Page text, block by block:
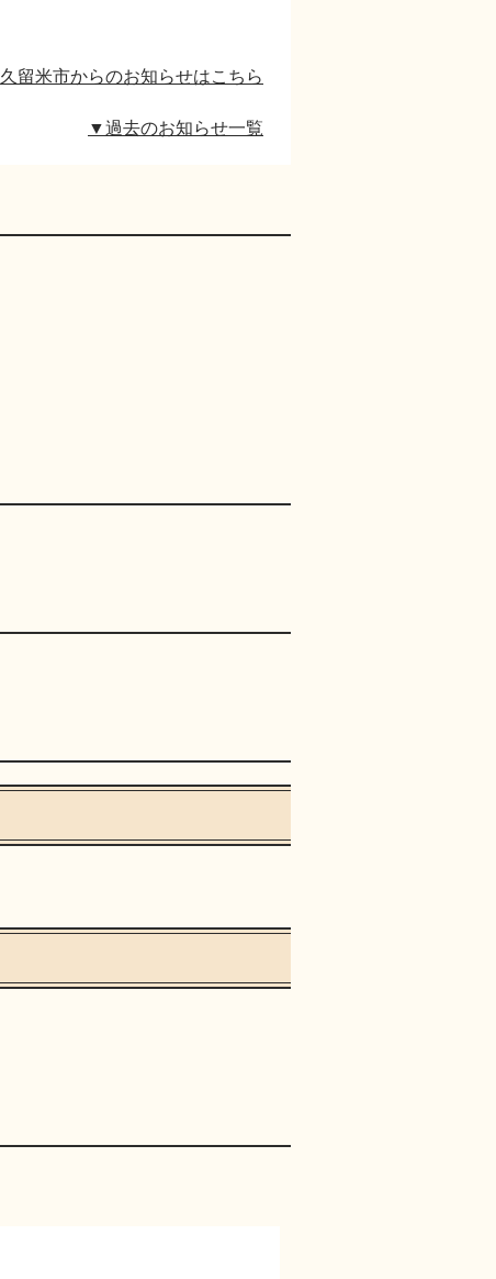
久留米市からのお知らせはこちら
▼過去のお知らせ一覧